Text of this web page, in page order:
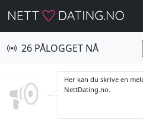
26 PÅLOGGET NÅ
Her kan du skrive en
NettDating.no.